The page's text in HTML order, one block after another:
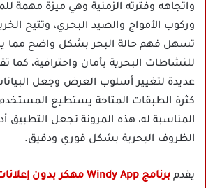
واتجاهه وفترته الزمنية وهي ميزة مهمة
وركوب الأمواج والصيد البحري، وتتيح
تسهل فهم حالة البحر بشكل واضح مما
للنشاطات البحرية بأمان واحترافية، كما
عديدة لتغيير أسلوب العرض وجعل
كثرة الطبقات المتاحة يستطيع المستخدم
المناسبة له، هذه المرونة تجعل التطبيق
الظروف البحرية بشكل فوري ودقيق.
يقدم برنامج Windy App مهكر بدون إعلانات Apk Mod